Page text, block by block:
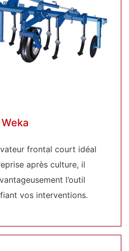
frontal court idéal
après culture, il
l’outil
vos interventions.